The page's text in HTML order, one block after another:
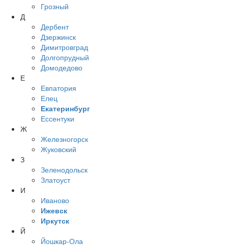
Грозный
Д
Дербент
Дзержинск
Димитровград
Долгопрудный
Домодедово
Е
Евпатория
Елец
Екатеринбург
Ессентуки
Ж
Железногорск
Жуковский
З
Зеленодольск
Златоуст
И
Иваново
Ижевск
Иркутск
Й
Йошкар-Ола